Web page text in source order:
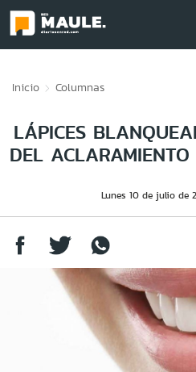
Inicio Columnas
LÁPICES
DEL
Lunes 10 de julio de